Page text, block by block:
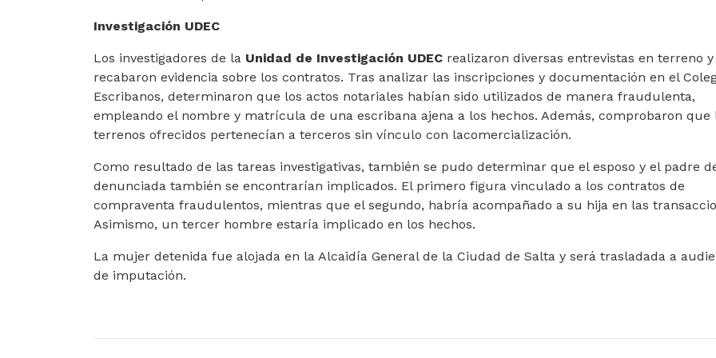
Investigación UDEC
Los investigadores de la Unidad de Investigación UDEC realizaron diversas entrevistas en terreno y
recabaron evidencia sobre los contratos. Tras analizar las inscripciones y documentación en el
Escribanos, determinaron que los actos notariales habían sido utilizados de manera fraudulenta,
empleando el nombre y matrícula de una escribana ajena a los hechos. Además, comprobaron que
terrenos ofrecidos pertenecían a terceros sin vínculo con lacomercialización.
Como resultado de las tareas investigativas, también se pudo determinar que el esposo y el padre
denunciada también se encontrarían implicados. El primero figura vinculado a los contratos de
compraventa fraudulentos, mientras que el segundo, habría acompañado a su hija en las
Asimismo, un tercer hombre estaría implicado en los hechos.
La mujer detenida fue alojada en la Alcaidía General de la Ciudad de Salta y será trasladada a
de imputación.